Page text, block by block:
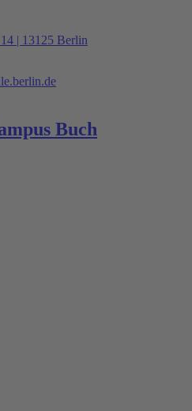
| 13125 Berlin
Buch